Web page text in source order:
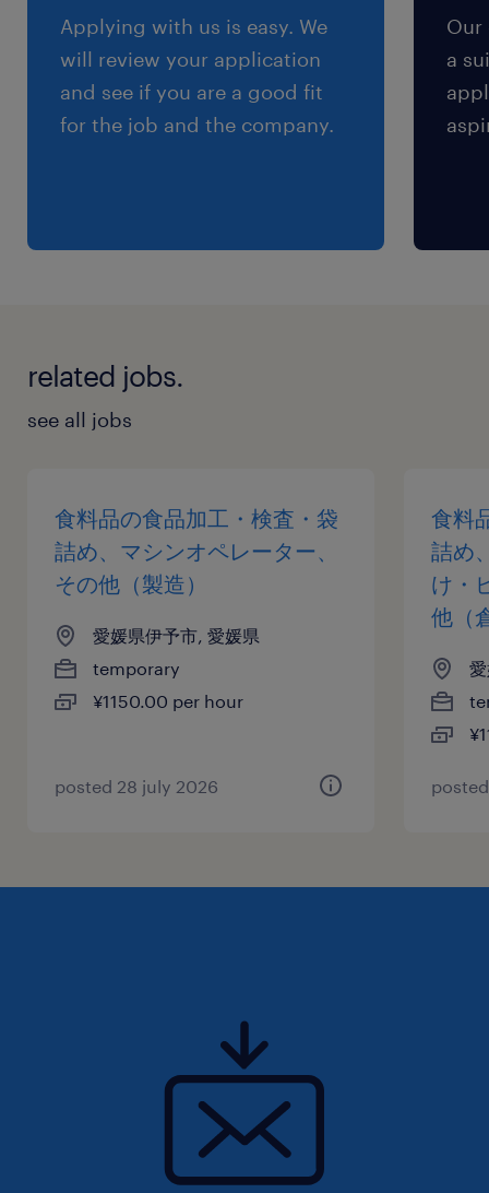
※規定あり
Applying with us is easy. We
will review your application
and see if you are a good fit
for the job and the company.
Our
a
related jobs.
see all jobs
食料品の食品加工・検査・袋
詰め、マシンオペレーター、
その他（製造）
愛媛県伊予市, 愛媛県
temporary
¥1150.00 per hour
posted 28 july 2026
食料
詰め
け・
他（